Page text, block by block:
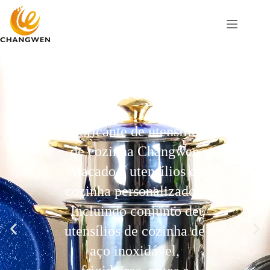
dos
Fabricante de utensílios
de cozinha Changwen
Atacado e utensílios de
cozinha personalizados.
Incluindo conjunto de
utensílios de cozinha de
aço inoxidável,